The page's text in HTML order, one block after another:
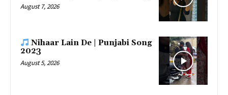
August 7, 2026
Nihaar Lain De | Punjabi Song
2023
August 5, 2026